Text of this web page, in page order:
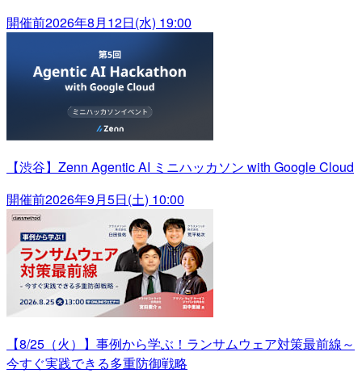
開催前2026年8月12日(水) 19:00
【渋谷】Zenn Agentic AI ミニハッカソン with Google Cloud
開催前2026年9月5日(土) 10:00
【8/25（火）】事例から学ぶ！ランサムウェア対策最前線～
今すぐ実践できる多重防御戦略